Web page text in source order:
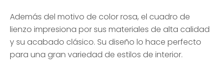
Además del motivo de color rosa, el cuadro de
lienzo impresiona por sus materiales de alta calidad
y su acabado clásico. Su diseño lo hace perfecto
para una gran variedad de estilos de interior.